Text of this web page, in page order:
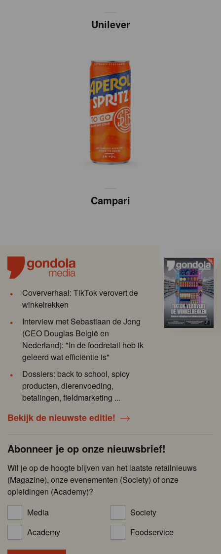
Unilever
Campari
Coververhaal: TikTok verovert de
winkelrekken
Interview met Sebastiaan de Jong
(CEO Douglas België en
Nederland): "In de foodretail heb ik
geleerd wat efficiëntie is"
Dossiers: back to school, spicy
producten, dierenvoeding,
betalingen, fieldmarketing ...
Bekijk de nieuwste editie!
Abonneer je op onze nieuwsbrief!
Wil je op de hoogte blijven van het laatste retailnieuws
(Magazine), onze evenementen (Society) of onze
opleidingen (Academy)?
Media
Society
Academy
Foodservice